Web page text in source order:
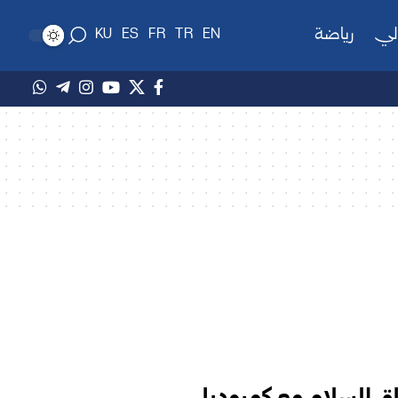
رياضة EN
TR
FR
ES
KU